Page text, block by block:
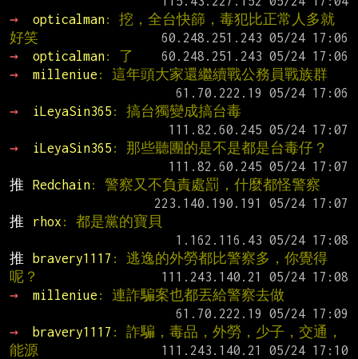
→
opticalman: 挖，全台快篩，毒犯比正常人多就
好笑
→
opticalman: 了
→
milleniue : 這年頭大家還繼續戰公務員戰族群
→
iLeyaSin365 : 搞台獨變成搞台毒
→
iLeyaSin365 : 那些聽團的是不是都是台毒仔？
推
Redchain: 警察又不負責處罰，什麼都怪警察
推
rhox : 都是黨的寶貝
推
bravery1117 : 逃逸的外勞都比警察多，你覺得
呢？
→
milleniue : 連詐騙案也都丟給警察去做
→
bravery1117 : 詐騙，毒品，外勞，少子，交通，
能源